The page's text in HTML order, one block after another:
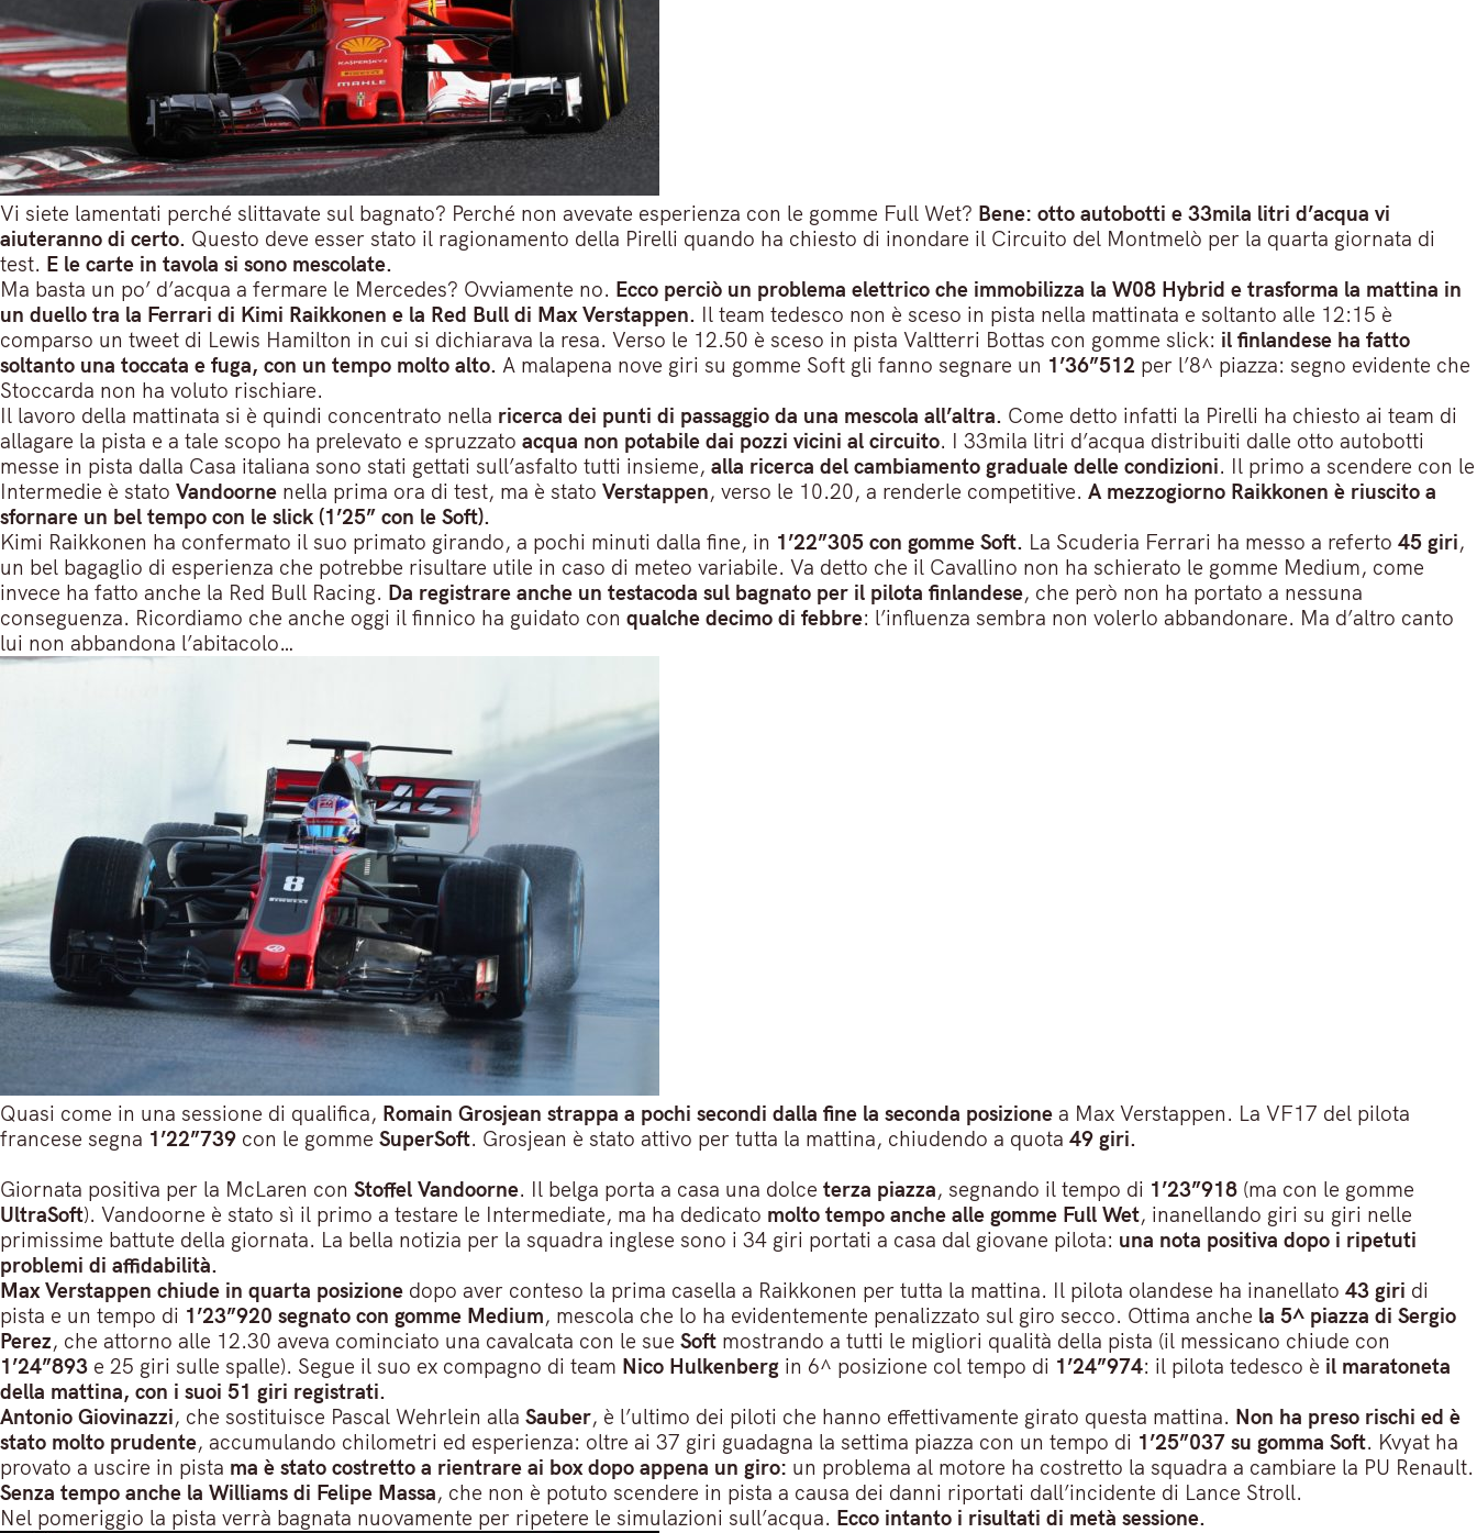
Vi siete lamentati perché slittavate sul bagnato? Perché non avevate esperienza con le gomme Full Wet? Bene: otto autobotti e 33mila litri d’acqua vi
aiuteranno di certo. Questo deve esser stato il ragionamento della Pirelli quando ha chiesto di inondare il Circuito del Montmelò per la quarta giornata di
test. E le carte in tavola si sono mescolate.
Ma basta un po’ d’acqua a fermare le Mercedes? Ovviamente no. Ecco perciò un problema elettrico che immobilizza la W08 Hybrid e trasforma la mattina in
un duello tra la Ferrari di Kimi Raikkonen e la Red Bull di Max Verstappen. Il team tedesco non è sceso in pista nella mattinata e soltanto alle 12:15 è
comparso un tweet di Lewis Hamilton in cui si dichiarava la resa. Verso le 12.50 è sceso in pista Valtterri Bottas con gomme slick: il finlandese ha fatto
soltanto una toccata e fuga, con un tempo molto alto. A malapena nove giri su gomme Soft gli fanno segnare un 1’36”512 per l’8^ piazza: segno evidente che
Stoccarda non ha voluto rischiare.
Il lavoro della mattinata si è quindi concentrato nella ricerca dei punti di passaggio da una mescola all’altra. Come detto infatti la Pirelli ha chiesto ai team di
allagare la pista e a tale scopo ha prelevato e spruzzato acqua non potabile dai pozzi vicini al circuito. I 33mila litri d’acqua distribuiti dalle otto autobotti
messe in pista dalla Casa italiana sono stati gettati sull’asfalto tutti insieme, alla ricerca del cambiamento graduale delle condizioni. Il primo a scendere con le
Intermedie è stato Vandoorne nella prima ora di test, ma è stato Verstappen, verso le 10.20, a renderle competitive. A mezzogiorno Raikkonen è riuscito a
sfornare un bel tempo con le slick (1’25” con le Soft).
Kimi Raikkonen ha confermato il suo primato girando, a pochi minuti dalla fine, in 1’22”305 con gomme Soft. La Scuderia Ferrari ha messo a referto 45 giri,
un bel bagaglio di esperienza che potrebbe risultare utile in caso di meteo variabile. Va detto che il Cavallino non ha schierato le gomme Medium, come
invece ha fatto anche la Red Bull Racing. Da registrare anche un testacoda sul bagnato per il pilota finlandese, che però non ha portato a nessuna
conseguenza. Ricordiamo che anche oggi il finnico ha guidato con qualche decimo di febbre: l’influenza sembra non volerlo abbandonare. Ma d’altro canto
lui non abbandona l’abitacolo…
Quasi come in una sessione di qualifica, Romain Grosjean strappa a pochi secondi dalla fine la seconda posizione a Max Verstappen. La VF17 del pilota
francese segna 1’22”739 con le gomme SuperSoft. Grosjean è stato attivo per tutta la mattina, chiudendo a quota 49 giri.
Giornata positiva per la McLaren con Stoffel Vandoorne. Il belga porta a casa una dolce terza piazza, segnando il tempo di 1’23”918 (ma con le gomme
UltraSoft). Vandoorne è stato sì il primo a testare le Intermediate, ma ha dedicato molto tempo anche alle gomme Full Wet, inanellando giri su giri nelle
primissime battute della giornata. La bella notizia per la squadra inglese sono i 34 giri portati a casa dal giovane pilota: una nota positiva dopo i ripetuti
problemi di affidabilità.
Max Verstappen chiude in quarta posizione dopo aver conteso la prima casella a Raikkonen per tutta la mattina. Il pilota olandese ha inanellato 43 giri di
pista e un tempo di 1’23”920 segnato con gomme Medium, mescola che lo ha evidentemente penalizzato sul giro secco. Ottima anche la 5^ piazza di Sergio
Perez, che attorno alle 12.30 aveva cominciato una cavalcata con le sue Soft mostrando a tutti le migliori qualità della pista (il messicano chiude con
1’24”893 e 25 giri sulle spalle). Segue il suo ex compagno di team Nico Hulkenberg in 6^ posizione col tempo di 1’24”974: il pilota tedesco è il maratoneta
della mattina, con i suoi 51 giri registrati.
Antonio Giovinazzi, che sostituisce Pascal Wehrlein alla Sauber, è l’ultimo dei piloti che hanno effettivamente girato questa mattina. Non ha preso rischi ed è
stato molto prudente, accumulando chilometri ed esperienza: oltre ai 37 giri guadagna la settima piazza con un tempo di 1’25”037 su gomma Soft. Kvyat ha
provato a uscire in pista ma è stato costretto a rientrare ai box dopo appena un giro: un problema al motore ha costretto la squadra a cambiare la PU Renault.
Senza tempo anche la Williams di Felipe Massa, che non è potuto scendere in pista a causa dei danni riportati dall’incidente di Lance Stroll.
Nel pomeriggio la pista verrà bagnata nuovamente per ripetere le simulazioni sull’acqua. Ecco intanto i risultati di metà sessione.